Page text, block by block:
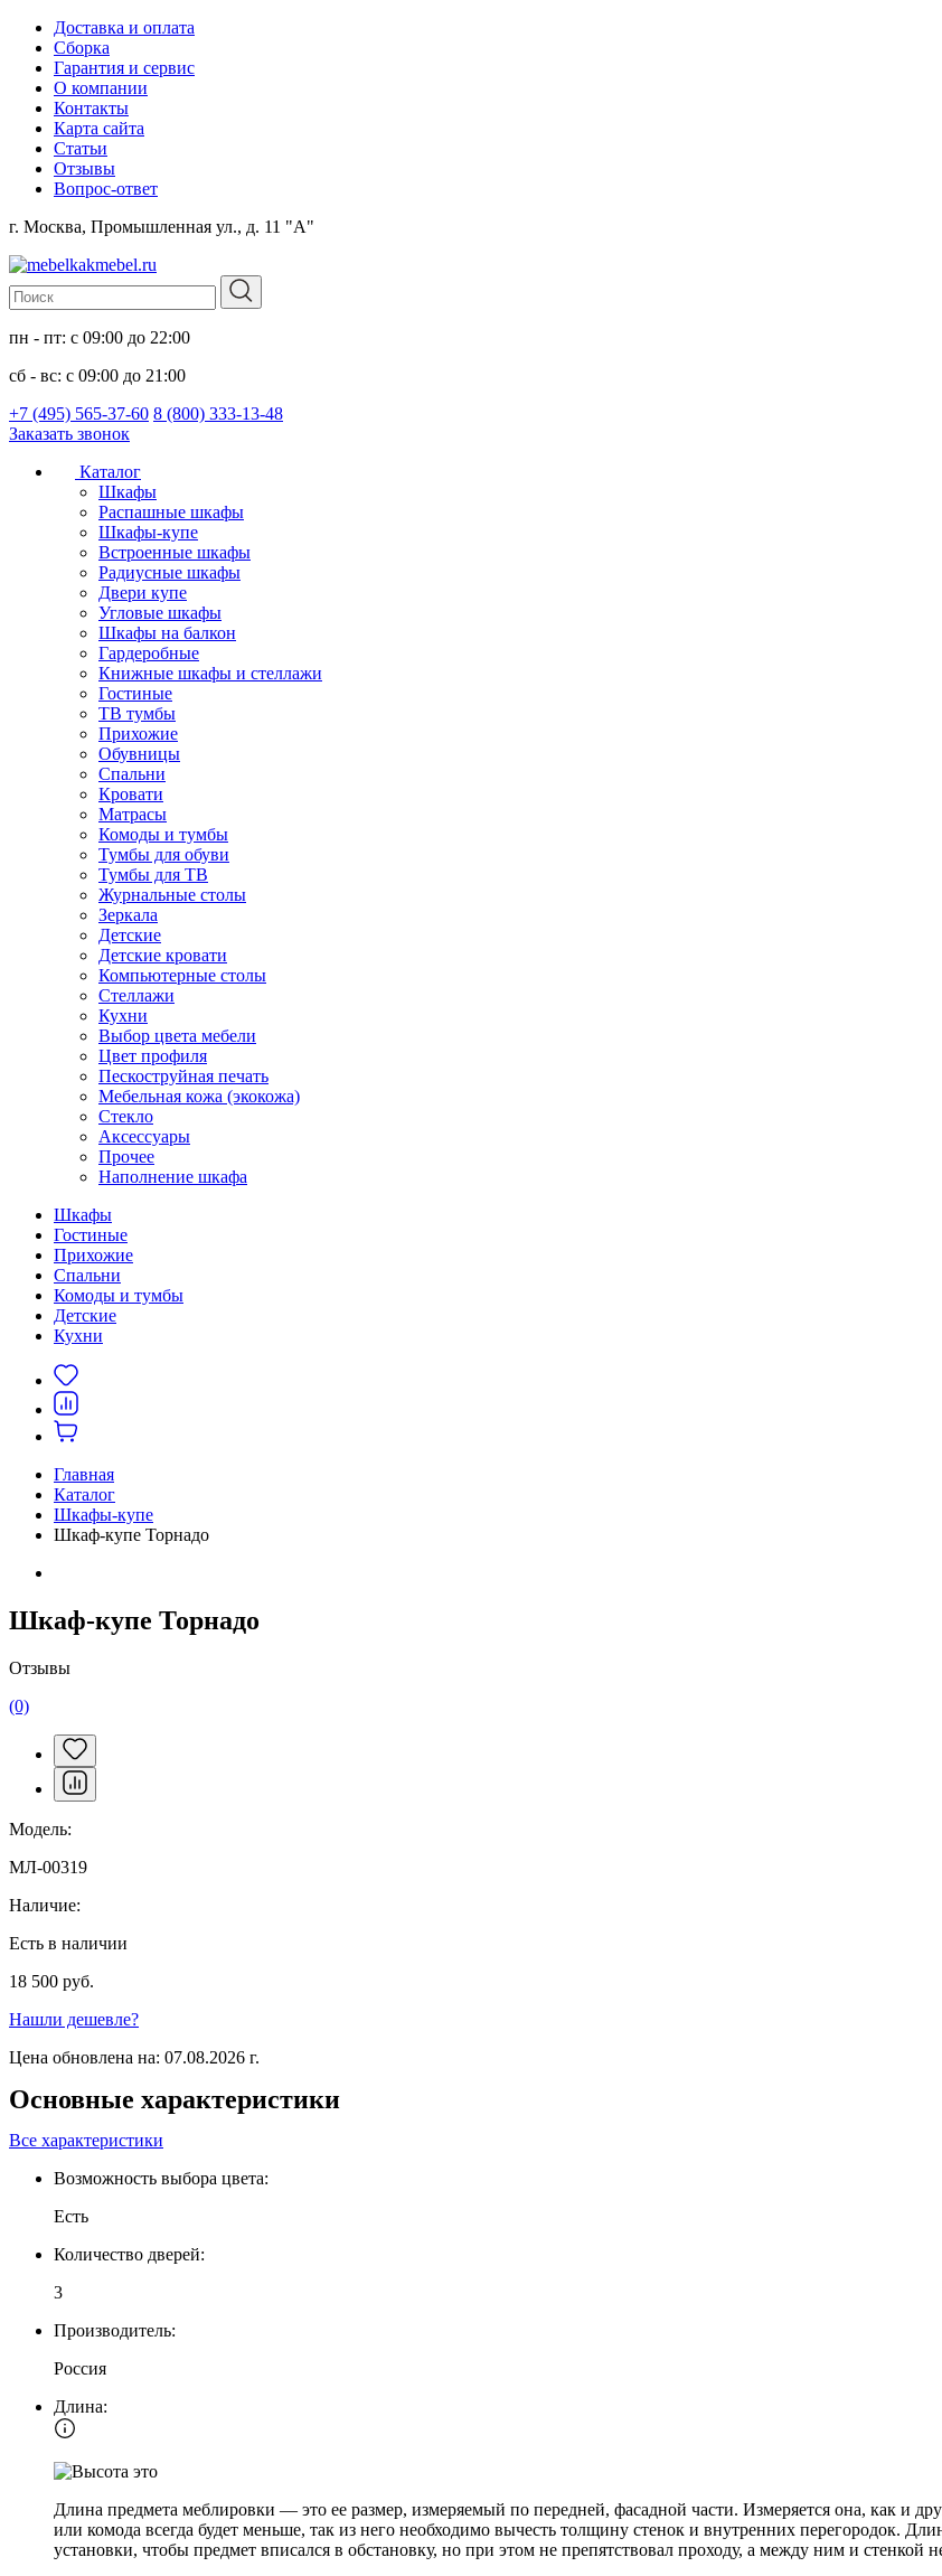
Доставка и оплата
Сборка
Гарантия и сервис
О компании
Контакты
Карта сайта
Статьи
Отзывы
Вопрос-ответ
г. Москва, Промышленная ул., д. 11 "А"
пн - пт: с 09:00 до 22:00
сб - вс: с 09:00 до 21:00
+7 (495) 565-37-60 8 (800) 333-13-48
Заказать звонок
Каталог
Шкафы
Распашные шкафы
Шкафы-купе
Встроенные шкафы
Радиусные шкафы
Двери купе
Угловые шкафы
Шкафы на балкон
Гардеробные
Книжные шкафы и стеллажи
Гостиные
ТВ тумбы
Прихожие
Обувницы
Спальни
Кровати
Матрасы
Комоды и тумбы
Тумбы для обуви
Тумбы для ТВ
Журнальные столы
Зеркала
Детские
Детские кровати
Компьютерные столы
Стеллажи
Кухни
Выбор цвета мебели
Цвет профиля
Пескоструйная печать
Мебельная кожа (экокожа)
Стекло
Аксессуары
Прочее
Наполнение шкафа
Шкафы
Гостиные
Прихожие
Спальни
Комоды и тумбы
Детские
Кухни
Главная
Каталог
Шкафы-купе
Шкаф-купе Торнадо
Шкаф-купе Торнадо
Отзывы
(0)
Модель:
МЛ-00319
Наличие:
Есть в наличии
18 500 руб.
Нашли дешевле?
Цена обновлена на: 07.08.2026 г.
Основные характеристики
Все характеристики
Возможность выбора цвета:
Есть
Количество дверей:
3
Производитель:
Россия
Длина:
Длина предмета меблировки — это ее размер, измеряемый по передней, фасадной части. Измеряется она, как и
или комода всегда будет меньше, так из него необходимо вычесть толщину стенок и внутренних перегородок.
установки, чтобы предмет вписался в обстановку, но при этом не препятствовал проходу, а между ним и стенкой